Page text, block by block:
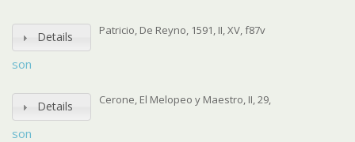
Details
son
Patricio, De Reyno, 1591, II, XV, f87v
Details
son
Cerone, El Melopeo y Maestro, II, 29,